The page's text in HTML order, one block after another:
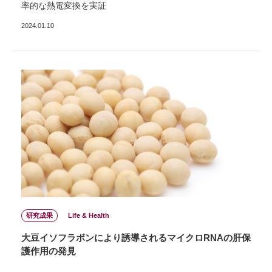
率的な熱電変換を実証
2024.01.10
研究成果 Life & Health
大豆イソフラボンにより誘導されるマイクロRNAの肝保
護作用の発見